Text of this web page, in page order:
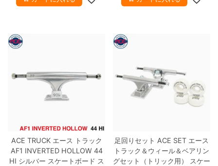
ACE TRUCKエース トラック
AF1 INVERTED HOLLOW44
HI シルバー スケートボード ス
足回りセット ACE SET エース
トラック＆ウィール＆ベアリン
グセット
（トリック用）
スケー
9.0inch以上
高性能デッキ